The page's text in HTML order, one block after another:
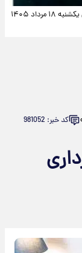
مرداد ۱۴۰۵
کد خبر: 981052